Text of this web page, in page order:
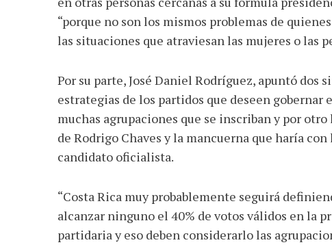
“porque no son los mismos problemas de
las situaciones que atraviesan las mujeres o las
Por su parte, José Daniel Rodríguez, apuntó
estrategias de los partidos que deseen
muchas agrupaciones que se inscriban y por
de Rodrigo Chaves y la mancuerna que haría
candidato oficialista.
“Costa Rica muy probablemente seguirá
alcanzar ninguno el 40% de votos válidos en la
partidaria y eso deben considerarlo las